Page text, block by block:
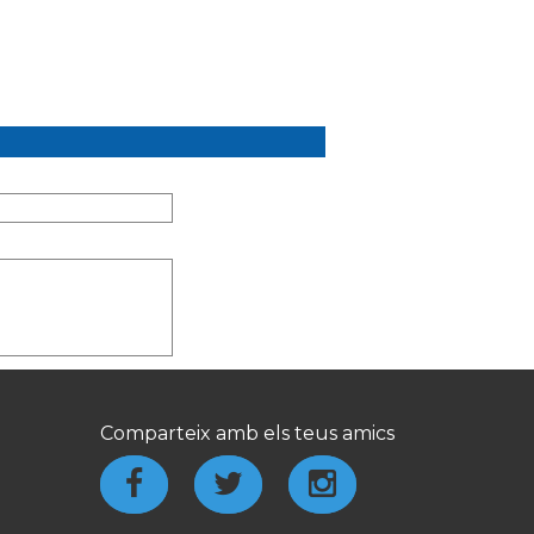
Comparteix amb els teus amics